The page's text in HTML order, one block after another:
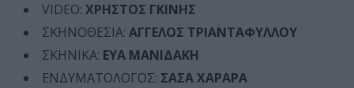
VIDEO: ΧΡΗΣΤΟΣ ΓΚΙΝΗΣ
ΣΚΗΝΟΘΕΣΙΑ: ΑΓΓΕΛΟΣ ΤΡΙΑΝΤΑΦΥΛΛΟΥ
ΣΚΗΝΙΚΑ: ΕΥΑ ΜΑΝΙΔΑΚΗ
ΕΝΔΥΜΑΤΟΛΟΓΟΣ: ΣΑΣΑ ΧΑΡΑΡΑ